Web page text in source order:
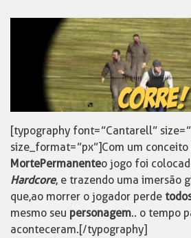
[typography font=”Cantarell”
size_format=”px”]Com um
Morte Permanenteo jogo foi
Hardcore, e trazendo uma imersão
que, ao morrer o jogador perde
mesmo seu personagem.. o tempo
aconteceram.[/typography]